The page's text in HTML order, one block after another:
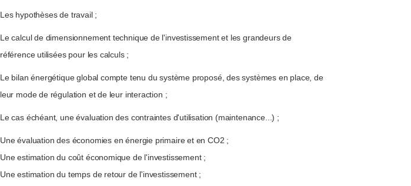
Les hypothèses de travail ;
Le calcul de dimensionnement technique de l'investissement et les grandeurs de
référence utilisées pour les calculs ;
Le bilan énergétique global compte tenu du système proposé, des systèmes en place, de
leur mode de régulation et de leur interaction ;
Le cas échéant, une évaluation des contraintes d'utilisation (maintenance...) ;
Une évaluation des économies en énergie primaire et en CO2 ;
Une estimation du coût économique de l'investissement ;
Une estimation du temps de retour de l'investissement ;